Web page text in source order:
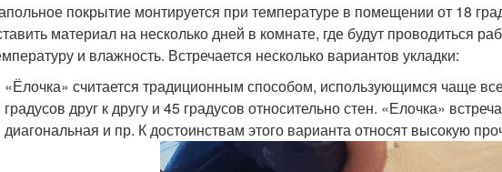
покрытие монтируется при температуре в помещении от 18
материал на несколько дней в комнате, где будут проводиться
и влажность. Встречается несколько вариантов укладки:
«Ёлочка» считается традиционным способом, использующимся чаще
градусов друг к другу и 45 градусов относительно стен. «Елочка»
диагональная и пр. К достоинствам этого варианта относят высокую